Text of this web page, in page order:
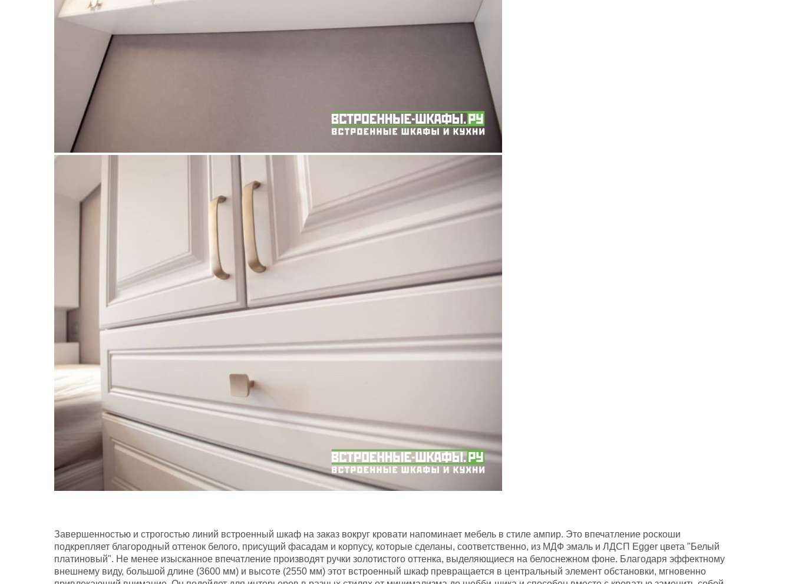
Завершенностью и строгостью линий встроенный шкаф на заказ вокруг кровати напоминает мебель в стиле ампир. Это впечатление роскоши
подкрепляет благородный оттенок белого, присущий фасадам и корпусу, которые сделаны, соответственно, из МДФ эмаль и ЛДСП Egger цвета "Белый
платиновый". Не менее изысканное впечатление производят ручки золотистого оттенка, выделяющиеся на белоснежном фоне. Благодаря эффектному
внешнему виду, большой длине (3600 мм) и высоте (2550 мм) этот встроенный шкаф превращается в центральный элемент обстановки, мгновенно